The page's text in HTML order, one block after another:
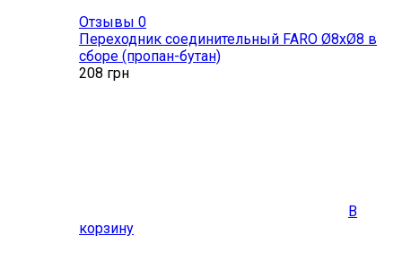
Отзывы 0
Переходник соединительный FARO Ø8хØ8 в
сборе (пропан-бутан)
208 грн
В
корзину